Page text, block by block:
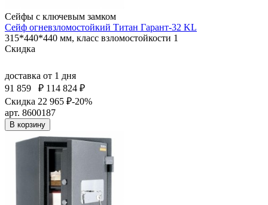
Сейфы с ключевым замком
Сейф огневзломостойкий Титан Гарант-32 KL
315*440*440 мм, класс взломостойкости 1
Скидка
доставка от 1 дня
91 859
₽ 114 824 ₽
Скидка 22 965 ₽-20%
арт. 8600187
В корзину